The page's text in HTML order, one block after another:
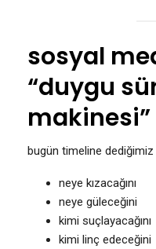
sosyal
“duygu
makinesi”
bugün timeline dediğimiz
neye kızacağını
neye güleceğini
kimi suçlayacağını
kimi linç edeceğini